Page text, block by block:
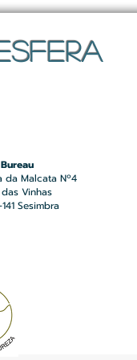
Bureau
da Malcata Nº4
Vinhas
Sesimbra